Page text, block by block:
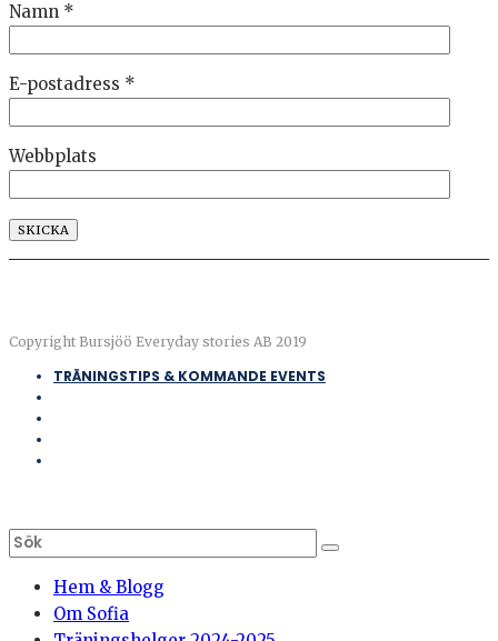
Namn *
E-postadress *
Webbplats
Copyright Bursjöö Everyday stories AB 2019
TRÄNINGSTIPS & KOMMANDE EVENTS
Hem & Blogg
Om Sofia